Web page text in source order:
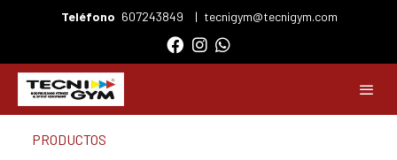
Teléfono 607243849 | tecnigym@tecnigym.com
PRODUCTOS